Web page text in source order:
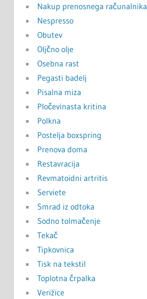
Nakup prenosnega računalnika
Nespresso
Obutev
Oljčno olje
Osebna rast
Pegasti badelj
Pisalna miza
Pločevinasta kritina
Polkna
Postelja boxspring
Prenova doma
Restavracija
Revmatoidni artritis
Serviete
Smrad iz odtoka
Sodno tolmačenje
Tekač
Tipkovnica
Tisk na tekstil
Toplotna črpalka
Verižice